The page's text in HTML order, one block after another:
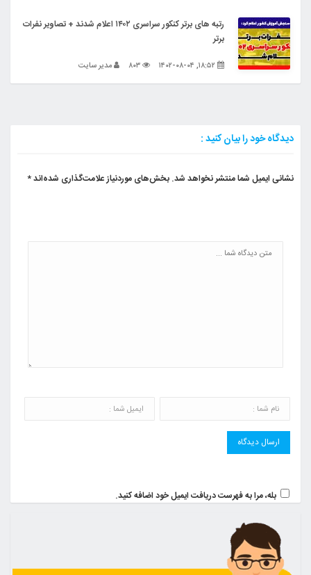
رتبه های برتر کنکور سراسری ۱۴۰۲ اعلام شدند + تصاویر نفرات
برتر
مدیر سایت
دیدگاه خود را بیان کنید :
نشانی ایمیل شما منتشر نخواهد شد. بخش‌های موردنیاز علامت‌گذاری شده‌اند*
بله، مرا به فهرست دریافت ایمیل خود اضافه کنید.